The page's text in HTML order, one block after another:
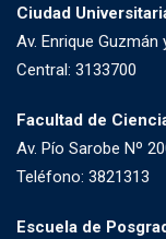
Ciudad
Av. Enrique
Central: 3133700
Facultad de
Av. Pío Sarobe Nº
Teléfono: 3821313
Escuela de